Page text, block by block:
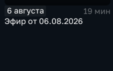
6 августа
19 мин
Эфир от 06.08.2026